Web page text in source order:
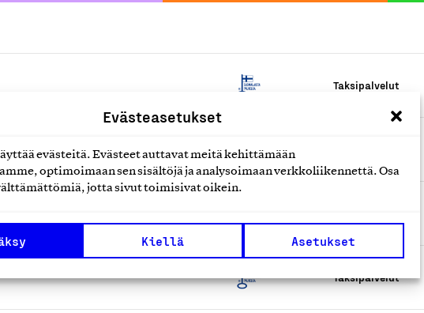
Evästeasetukset
evästeitä. Evästeet auttavat meitä kehittämään
optimoimaan sen sisältöjä ja analysoimaan verkkoliikennettä. Osa
jotta sivut toimisivat oikein.
Kiellä Asetukset
Taksipalvelut
taksit ja GreenCab-taksit
Taksipalvelut